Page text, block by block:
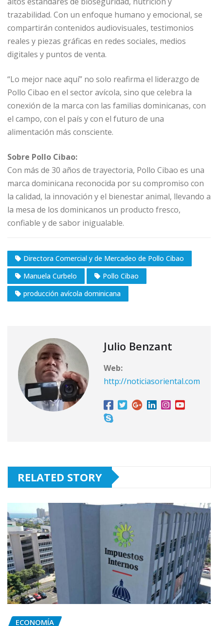
trazabilidad. Con un enfoque humano y emocional, se
compartirán contenidos audiovisuales, testimonios
reales y piezas gráficas en redes sociales, medios
digitales y puntos de venta.
“Lo mejor nace aquí” no solo reafirma el liderazgo de
Pollo Cibao en el sector avícola, sino que celebra la
conexión de la marca con las familias dominicanas, con
el campo, con el país y con el futuro de una
alimentación más consciente.
Sobre Pollo Cibao:
Con más de 30 años de trayectoria, Pollo Cibao es una
marca dominicana reconocida por su compromiso con
la calidad, la innovación y el bienestar animal, llevando a
la mesa de los dominicanos un producto fresco,
confiable y de sabor inigualable.
Directora Comercial y de Mercadeo de Pollo Cibao
Manuela Curbelo
Pollo Cibao
producción avícola dominicana
Julio Benzant
Web:
http://noticiasoriental.com
RELATED STORY
ECONOMÍA